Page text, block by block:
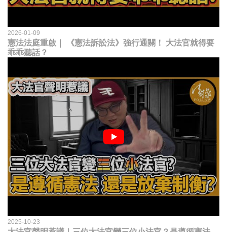
2026-01-09
憲法法庭重啟｜ 《憲法訴訟法》強行通關！ 大法官就得要
乖乖聽話？
2025-10-23